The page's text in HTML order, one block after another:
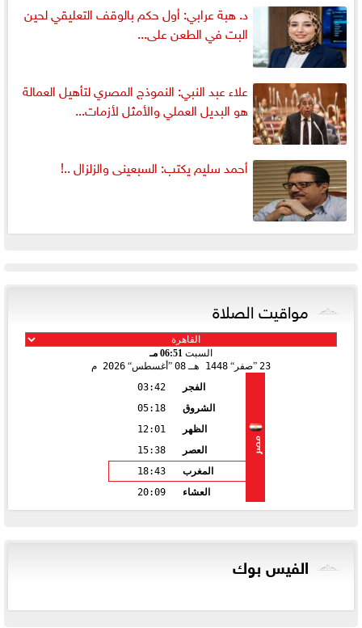
د. هبة عرابي: أول حكم بالوقف التعليقي لحين
البت في الطعن على...
علاء عبد النبي: النموذج المصري لتأهيل العمالة
هو البديل العملي والأمثل لأزمات...
أحمد سليم يكتب: السبعينى والزلزال ..!
مواقيت الصلاة
السبت 06:51 مـ
23 صفر 1448 هـ 08 أغسطس 2026 م
مصر
الفجر
03:42
الشروق
05:18
الظهر
12:01
العصر
15:38
المغرب
18:43
العشاء
20:09
الفيس بوك